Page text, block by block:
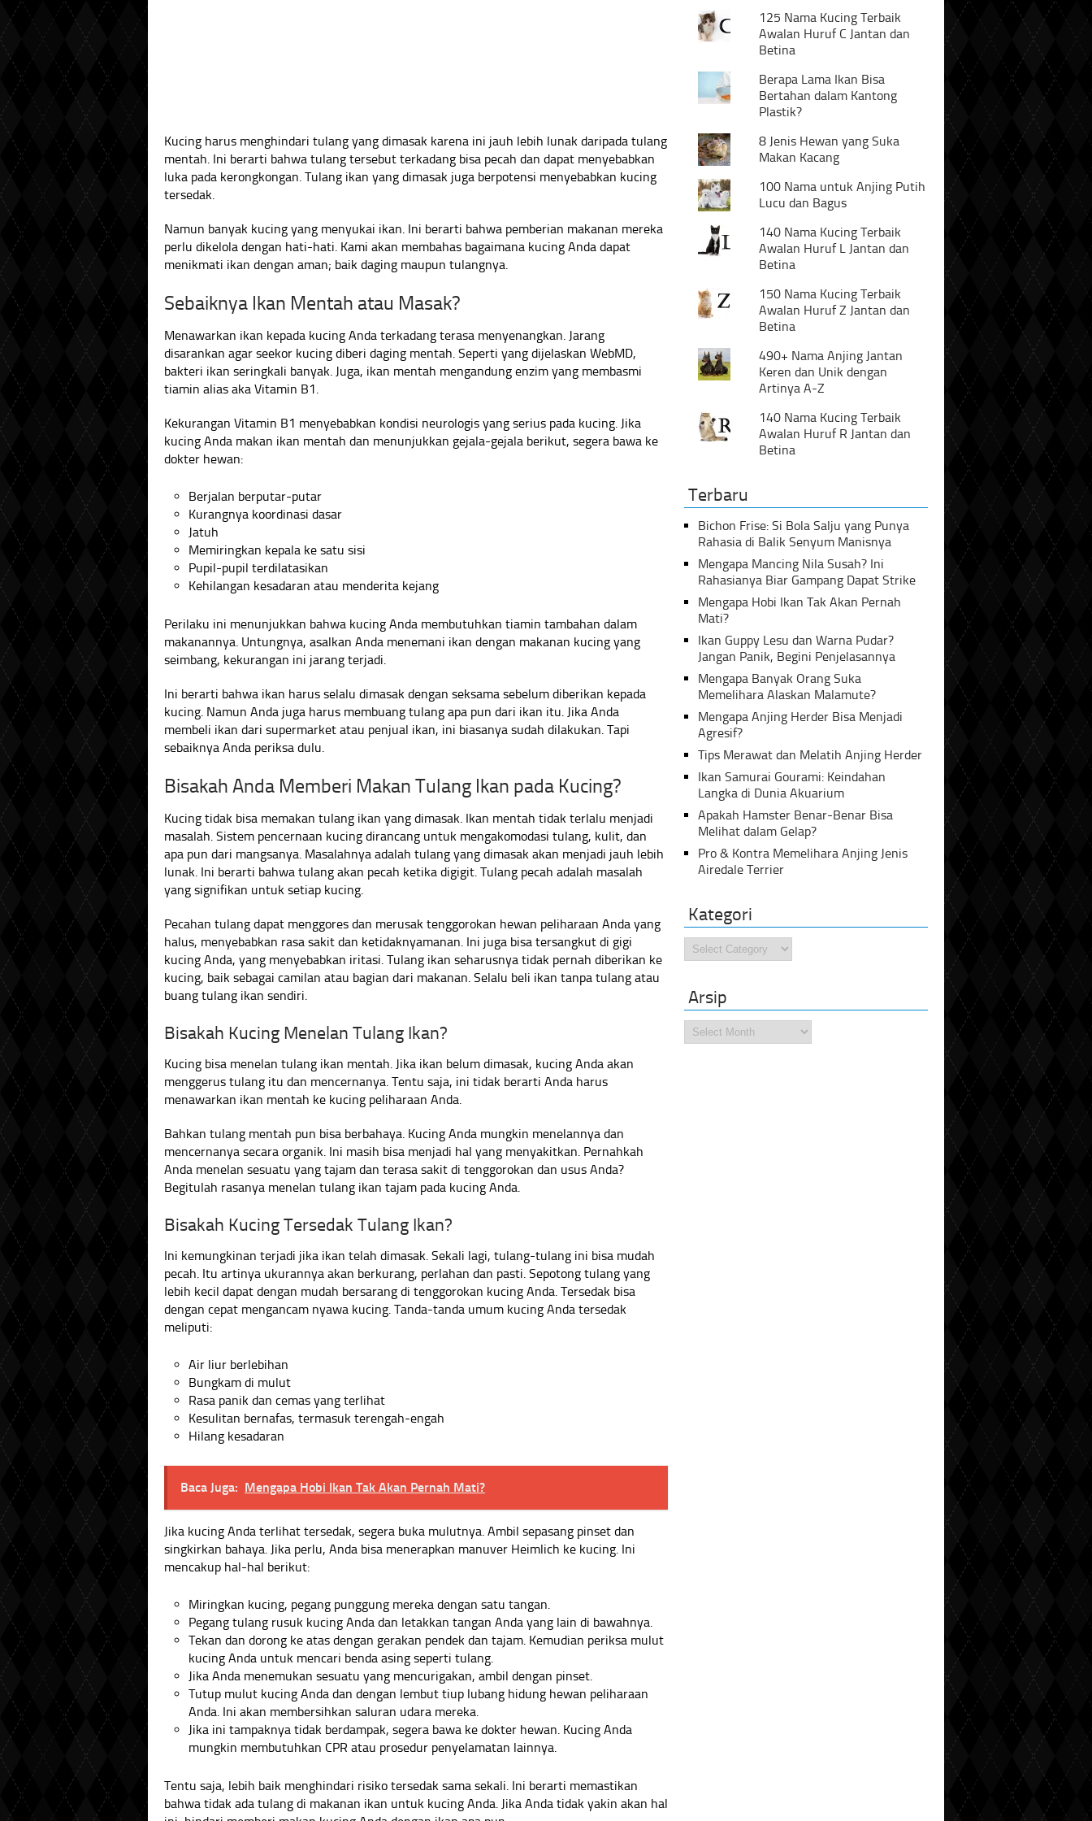
Kucing harus menghindari tulang yang dimasak karena ini jauh lebih lunak daripada tulang
mentah. Ini berarti bahwa tulang tersebut terkadang bisa pecah dan dapat menyebabkan
luka pada kerongkongan. Tulang ikan yang dimasak juga berpotensi menyebabkan kucing
tersedak.
Namun banyak kucing yang menyukai ikan. Ini berarti bahwa pemberian makanan mereka
perlu dikelola dengan hati-hati. Kami akan membahas bagaimana kucing Anda dapat
menikmati ikan dengan aman; baik daging maupun tulangnya.
Sebaiknya Ikan Mentah atau Masak?
Menawarkan ikan kepada kucing Anda terkadang terasa menyenangkan. Jarang
disarankan agar seekor kucing diberi daging mentah. Seperti yang dijelaskan WebMD,
bakteri ikan seringkali banyak. Juga, ikan mentah mengandung enzim yang membasmi
tiamin alias aka Vitamin B1.
Kekurangan Vitamin B1 menyebabkan kondisi neurologis yang serius pada kucing. Jika
kucing Anda makan ikan mentah dan menunjukkan gejala-gejala berikut, segera bawa ke
dokter hewan:
Berjalan berputar-putar
Kurangnya koordinasi dasar
Jatuh
Memiringkan kepala ke satu sisi
Pupil-pupil terdilatasikan
Kehilangan kesadaran atau menderita kejang
Perilaku ini menunjukkan bahwa kucing Anda membutuhkan tiamin tambahan dalam
makanannya. Untungnya, asalkan Anda menemani ikan dengan makanan kucing yang
seimbang, kekurangan ini jarang terjadi.
Ini berarti bahwa ikan harus selalu dimasak dengan seksama sebelum diberikan kepada
kucing. Namun Anda juga harus membuang tulang apa pun dari ikan itu. Jika Anda
membeli ikan dari supermarket atau penjual ikan, ini biasanya sudah dilakukan. Tapi
sebaiknya Anda periksa dulu.
Bisakah Anda Memberi Makan Tulang Ikan pada Kucing?
Kucing tidak bisa memakan tulang ikan yang dimasak. Ikan mentah tidak terlalu menjadi
masalah. Sistem pencernaan kucing dirancang untuk mengakomodasi tulang, kulit, dan
apa pun dari mangsanya. Masalahnya adalah tulang yang dimasak akan menjadi jauh lebih
lunak. Ini berarti bahwa tulang akan pecah ketika digigit. Tulang pecah adalah masalah
yang signifikan untuk setiap kucing.
Pecahan tulang dapat menggores dan merusak tenggorokan hewan peliharaan Anda yang
halus, menyebabkan rasa sakit dan ketidaknyamanan. Ini juga bisa tersangkut di gigi
kucing Anda, yang menyebabkan iritasi. Tulang ikan seharusnya tidak pernah diberikan ke
kucing, baik sebagai camilan atau bagian dari makanan. Selalu beli ikan tanpa tulang atau
buang tulang ikan sendiri.
Bisakah Kucing Menelan Tulang Ikan?
Kucing bisa menelan tulang ikan mentah. Jika ikan belum dimasak, kucing Anda akan
menggerus tulang itu dan mencernanya. Tentu saja, ini tidak berarti Anda harus
menawarkan ikan mentah ke kucing peliharaan Anda.
Bahkan tulang mentah pun bisa berbahaya. Kucing Anda mungkin menelannya dan
mencernanya secara organik. Ini masih bisa menjadi hal yang menyakitkan. Pernahkah
Anda menelan sesuatu yang tajam dan terasa sakit di tenggorokan dan usus Anda?
Begitulah rasanya menelan tulang ikan tajam pada kucing Anda.
Bisakah Kucing Tersedak Tulang Ikan?
Ini kemungkinan terjadi jika ikan telah dimasak. Sekali lagi, tulang-tulang ini bisa mudah
pecah. Itu artinya ukurannya akan berkurang, perlahan dan pasti. Sepotong tulang yang
lebih kecil dapat dengan mudah bersarang di tenggorokan kucing Anda. Tersedak bisa
dengan cepat mengancam nyawa kucing. Tanda-tanda umum kucing Anda tersedak
meliputi:
Air liur berlebihan
Bungkam di mulut
Rasa panik dan cemas yang terlihat
Kesulitan bernafas, termasuk terengah-engah
Hilang kesadaran
Baca Juga: Mengapa Hobi Ikan Tak Akan Pernah Mati?
Jika kucing Anda terlihat tersedak, segera buka mulutnya. Ambil sepasang pinset dan
singkirkan bahaya. Jika perlu, Anda bisa menerapkan manuver Heimlich ke kucing. Ini
mencakup hal-hal berikut:
Miringkan kucing, pegang punggung mereka dengan satu tangan.
Pegang tulang rusuk kucing Anda dan letakkan tangan Anda yang lain di bawahnya.
Tekan dan dorong ke atas dengan gerakan pendek dan tajam. Kemudian periksa mulut
kucing Anda untuk mencari benda asing seperti tulang.
Jika Anda menemukan sesuatu yang mencurigakan, ambil dengan pinset.
Tutup mulut kucing Anda dan dengan lembut tiup lubang hidung hewan peliharaan
Anda. Ini akan membersihkan saluran udara mereka.
Jika ini tampaknya tidak berdampak, segera bawa ke dokter hewan. Kucing Anda
mungkin membutuhkan CPR atau prosedur penyelamatan lainnya.
Tentu saja, lebih baik menghindari risiko tersedak sama sekali. Ini berarti memastikan
bahwa tidak ada tulang di makanan ikan untuk kucing Anda. Jika Anda tidak yakin akan hal
125 Nama Kucing Terbaik
Awalan Huruf C Jantan dan
Betina
Berapa Lama Ikan Bisa
Bertahan dalam Kantong
Plastik?
8 Jenis Hewan yang Suka
Makan Kacang
100 Nama untuk Anjing Putih
Lucu dan Bagus
140 Nama Kucing Terbaik
Awalan Huruf L Jantan dan
Betina
150 Nama Kucing Terbaik
Awalan Huruf Z Jantan dan
Betina
490+ Nama Anjing Jantan
Keren dan Unik dengan
Artinya A-Z
140 Nama Kucing Terbaik
Awalan Huruf R Jantan dan
Betina
Terbaru
Bichon Frise: Si Bola Salju yang Punya
Rahasia di Balik Senyum Manisnya
Mengapa Mancing Nila Susah? Ini
Rahasianya Biar Gampang Dapat Strike
Mengapa Hobi Ikan Tak Akan Pernah
Mati?
Ikan Guppy Lesu dan Warna Pudar?
Jangan Panik, Begini Penjelasannya
Mengapa Banyak Orang Suka
Memelihara Alaskan Malamute?
Mengapa Anjing Herder Bisa Menjadi
Agresif?
Tips Merawat dan Melatih Anjing Herder
Ikan Samurai Gourami: Keindahan
Langka di Dunia Akuarium
Apakah Hamster Benar-Benar Bisa
Melihat dalam Gelap?
Pro & Kontra Memelihara Anjing Jenis
Airedale Terrier
Kategori
Kategori
Arsip
Arsip